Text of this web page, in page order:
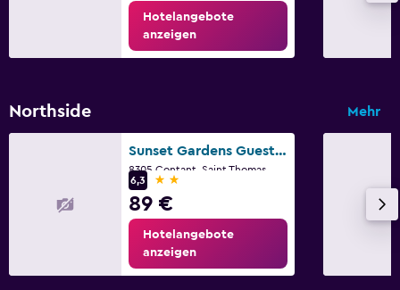
Hotelangebote
anzeigen
Northside Mehr
Sunset Gardens Guesthouse
8305 Contant, Saint Thomas
6,3
2 Sterne
89 €
Hotelangebote
anzeigen